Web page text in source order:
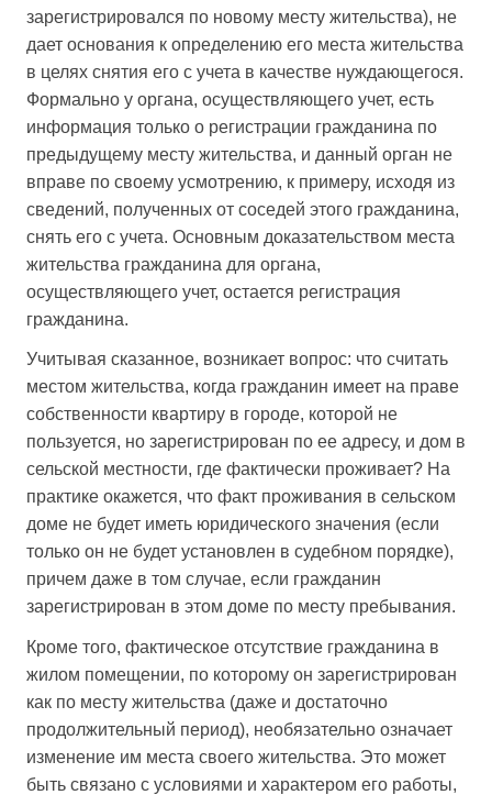
зарегистрировался по новому месту жительства), не
дает основания к определению его места жительства
в целях снятия его с учета в качестве нуждающегося.
Формально у органа, осуществляющего учет, есть
информация только о регистрации гражданина по
предыдущему месту жительства, и данный орган не
вправе по своему усмотрению, к примеру, исходя из
сведений, полученных от соседей этого гражданина,
снять его с учета. Основным доказательством места
жительства гражданина для органа,
осуществляющего учет, остается регистрация
гражданина.
Учитывая сказанное, возникает вопрос: что считать
местом жительства, когда гражданин имеет на праве
собственности квартиру в городе, которой не
пользуется, но зарегистрирован по ее адресу, и дом в
сельской местности, где фактически проживает? На
практике окажется, что факт проживания в сельском
доме не будет иметь юридического значения (если
только он не будет установлен в судебном порядке),
причем даже в том случае, если гражданин
зарегистрирован в этом доме по месту пребывания.
Кроме того, фактическое отсутствие гражданина в
жилом помещении, по которому он зарегистрирован
как по месту жительства (даже и достаточно
продолжительный период), необязательно означает
изменение им места своего жительства. Это может
быть связано с условиями и характером его работы,